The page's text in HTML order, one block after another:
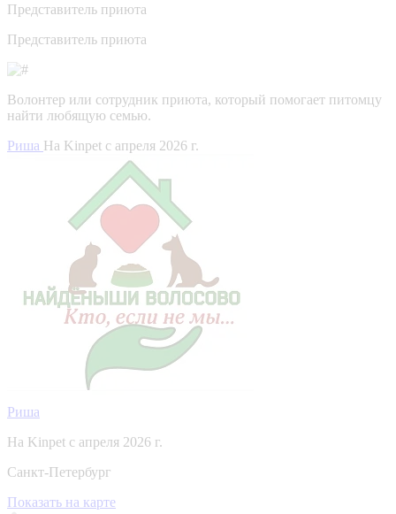
Представитель приюта
Представитель приюта
Волонтер или сотрудник приюта, который помогает питомцу
найти любящую семью.
Риша На Kinpet c апреля 2026 г.
Риша
На Kinpet c апреля 2026 г.
Санкт-Петербург
Показать на карте